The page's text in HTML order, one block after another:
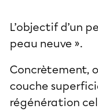
L’objectif d’un
peau neuve ».
Concrètement,
couche
régénération